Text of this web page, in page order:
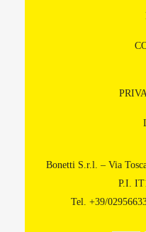
Bonetti S.r.l. – Via
P.I.
Tel. +39/